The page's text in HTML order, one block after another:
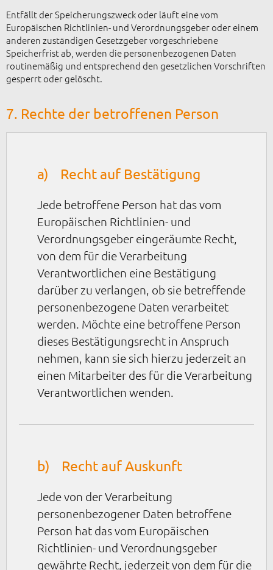
Entfällt der Speicherungszweck oder läuft eine vom
Europäischen Richtlinien- und Verordnungsgeber oder einem
anderen zuständigen Gesetzgeber vorgeschriebene
Speicherfrist ab, werden die personenbezogenen Daten
routinemäßig und entsprechend den gesetzlichen Vorschriften
gesperrt oder gelöscht.
7. Rechte der betroffenen Person
a) Recht auf Bestätigung
Jede betroffene Person hat das vom
Europäischen Richtlinien- und
Verordnungsgeber eingeräumte Recht,
von dem für die Verarbeitung
Verantwortlichen eine Bestätigung
darüber zu verlangen, ob sie betreffende
personenbezogene Daten verarbeitet
werden. Möchte eine betroffene Person
dieses Bestätigungsrecht in Anspruch
nehmen, kann sie sich hierzu jederzeit an
einen Mitarbeiter des für die Verarbeitung
Verantwortlichen wenden.
b) Recht auf Auskunft
Jede von der Verarbeitung
personenbezogener Daten betroffene
Person hat das vom Europäischen
Richtlinien- und Verordnungsgeber
gewährte Recht, jederzeit von dem für die